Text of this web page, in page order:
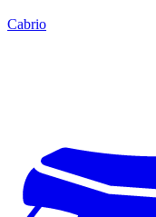
Cabrio